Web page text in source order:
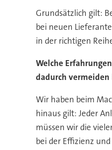
Grundsätzlich gilt:
bei neuen
in der richtigen
Welche
dadurch vermeiden
Wir haben beim
hinaus gilt: Jeder
müssen wir die
bei der Effizienz